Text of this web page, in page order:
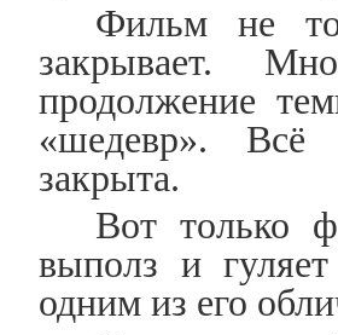
Фильм не
закрывает.
продолжение
«шедевр». Всё
закрыта.
Вот только
выполз и
одним из его